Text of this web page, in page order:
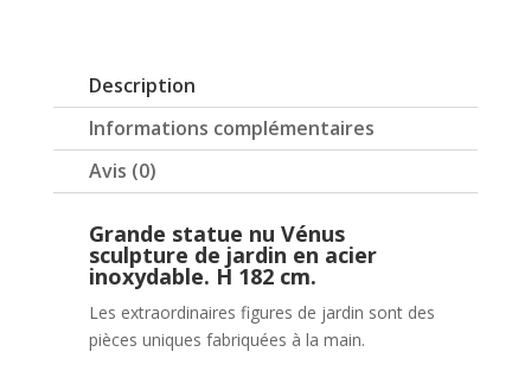
cm.
Description
Informations complémentaires
Avis (0)
Grande statue nu Vénus
sculpture de jardin en acier
inoxydable. H 182 cm.
Les extraordinaires figures de jardin sont des
pièces uniques fabriquées à la main.